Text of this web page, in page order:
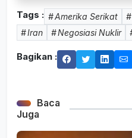
Tags : Amerika Serikat
Iran
Negosiasi Nuklir
Bagikan :
Baca
Juga